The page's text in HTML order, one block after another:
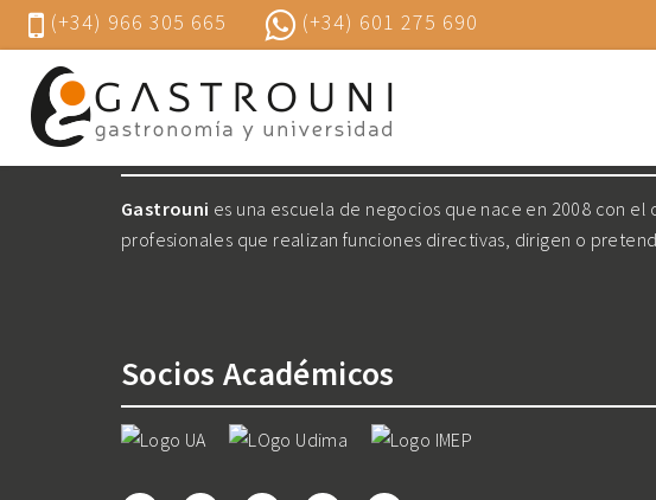
(+34) 966 305 665 (+34) 601 275 690
Nosotros
Gastrouni es una escuela de negocios que nace en 2008 con
profesionales que realizan funciones directivas, dirigen o
Socios Académicos